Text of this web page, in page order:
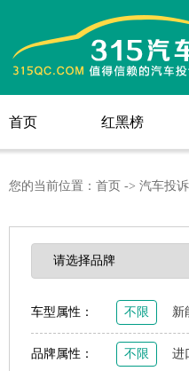
首页
首页
红黑榜
您的当前位置： 首页 -> 汽车投诉
车型属性： 不限 新
品牌属性： 不限 进